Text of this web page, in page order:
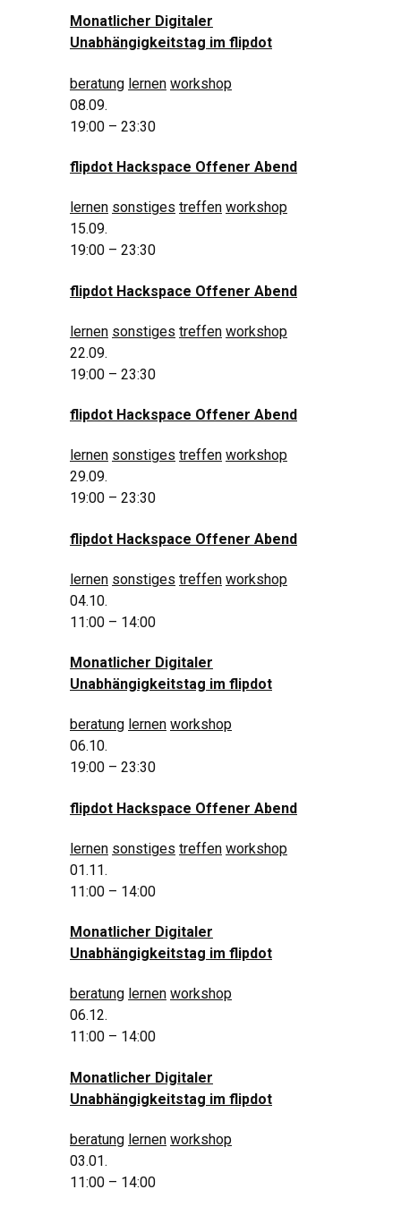
Monatlicher Digitaler
Unabhängigkeitstag im flipdot
beratung lernen workshop
08.09.
19:00 – 23:30
flipdot Hackspace Offener Abend
lernen sonstiges treffen workshop
15.09.
19:00 – 23:30
flipdot Hackspace Offener Abend
lernen sonstiges treffen workshop
22.09.
19:00 – 23:30
flipdot Hackspace Offener Abend
lernen sonstiges treffen workshop
29.09.
19:00 – 23:30
flipdot Hackspace Offener Abend
lernen sonstiges treffen workshop
04.10.
11:00 – 14:00
Monatlicher Digitaler
Unabhängigkeitstag im flipdot
beratung lernen workshop
06.10.
19:00 – 23:30
flipdot Hackspace Offener Abend
lernen sonstiges treffen workshop
01.11.
11:00 – 14:00
Monatlicher Digitaler
Unabhängigkeitstag im flipdot
beratung lernen workshop
06.12.
11:00 – 14:00
Monatlicher Digitaler
Unabhängigkeitstag im flipdot
beratung lernen workshop
03.01.
11:00 – 14:00